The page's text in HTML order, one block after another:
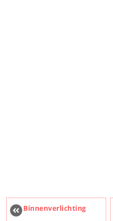
Binnenverlichting